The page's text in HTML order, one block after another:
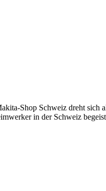
Shop Schweiz dreht
in der Schweiz